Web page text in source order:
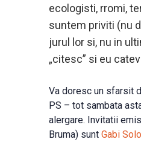
ecologisti, rromi,
suntem priviti (nu
jurul lor si, nu in
„citesc” si eu
Va doresc un sfarsit
PS – tot sambata
alergare. Invitatii
Bruma) sunt Gabi